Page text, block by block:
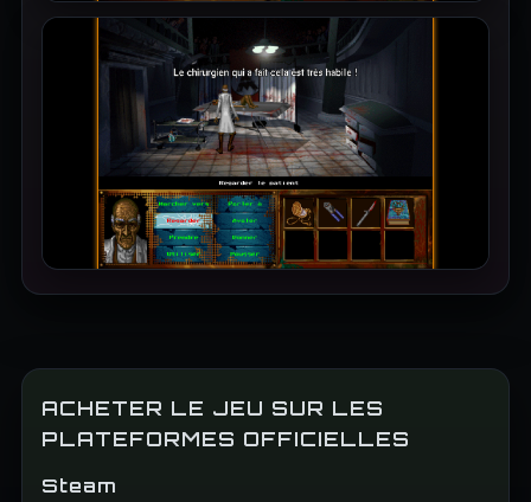
ACHETER LE JEU SUR LES
PLATEFORMES OFFICIELLES
Steam